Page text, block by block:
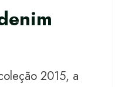
2015, a